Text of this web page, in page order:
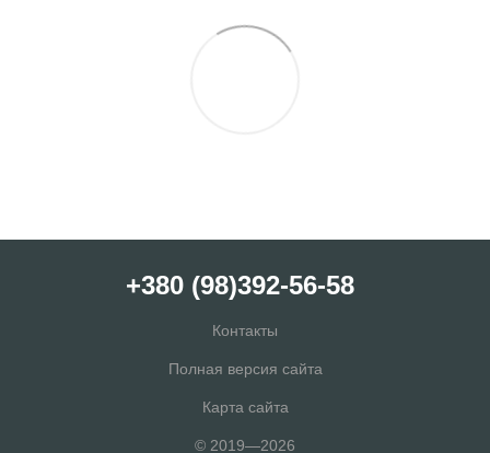
+380 (98)392-56-58
Контакты
Полная версия сайта
Карта сайта
© 2019—2026